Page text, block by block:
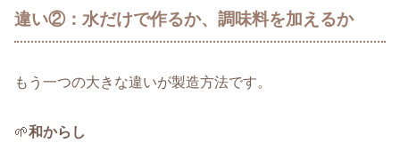
違い②：水だけで作るか、調味料を加えるか
もう一つの大きな違いが製造方法です。
🌱和からし